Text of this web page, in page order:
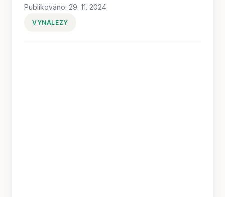
Publikováno: 29. 11. 2024
VYNÁLEZY